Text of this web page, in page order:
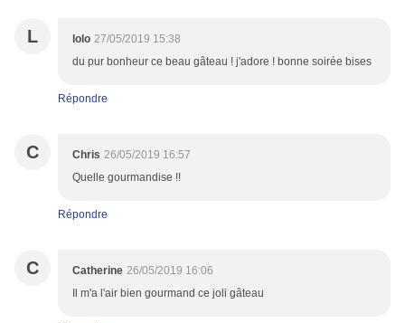
L lolo 27/05/2019 15:38
du pur bonheur ce beau gâteau ! j'adore ! bonne soirée bises
Répondre
C Chris 26/05/2019 16:57
Quelle gourmandise !!
Répondre
C Catherine 26/05/2019 16:06
Il m'a l'air bien gourmand ce joli gâteau